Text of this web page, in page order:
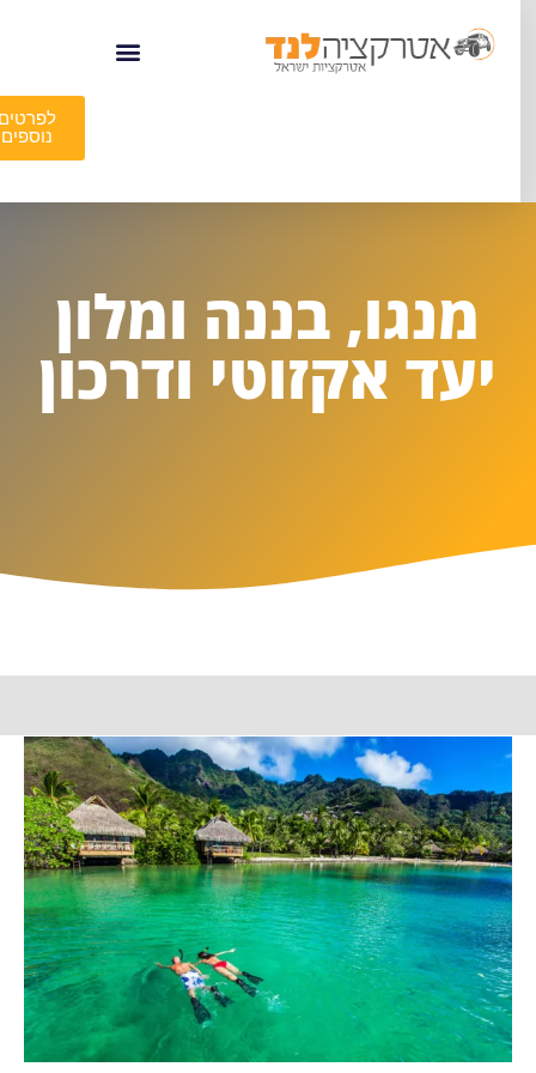
לפרטים
נוספים
מנגו, בננה ומלון
יעד אקזוטי ודרכון